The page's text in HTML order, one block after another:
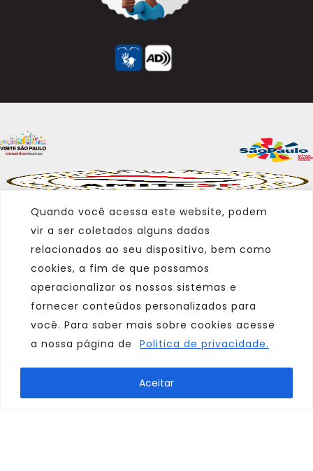
Quando você acessa este website, podem
vir a ser coletados alguns dados
relacionados ao seu dispositivo, bem como
cookies, a fim de que possamos
operacionalizar os nossos sistemas e
fornecer conteúdos personalizados para
você. Para saber mais sobre cookies acesse
a nossa página de
Politica de privacidade.
Aceitar
Parceiro